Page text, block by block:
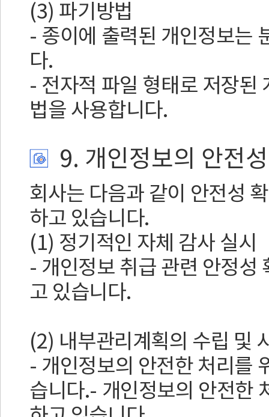
(3) 파기방법
- 종이에 출력된 개인정보는
다.
- 전자적 파일 형태로 저장된
법을 사용합니다.
9. 개인정보의 안전
회사는 다음과 같이 안전성
하고 있습니다.
(1) 정기적인 자체 감사 실시
- 개인정보 취급 관련 안정성
고 있습니다.
(2) 내부관리계획의 수립 및
- 개인정보의 안전한 처리를
습니다.- 개인정보의 안전한